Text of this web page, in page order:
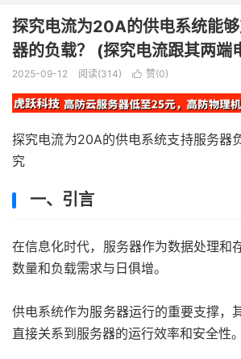
探究电流为20A的供电系统能
器的负载？ (探究电流跟其两端
2025-09-12 阅读(314)  赞(0)
探究电流为20A的供电系统支持服务器
究
一、引言
在信息化时代，服务器作为数据处理和
数量和负载需求与日俱增。
供电系统作为服务器运行的重要支撑，
直接关系到服务器的运行效率和安全性。